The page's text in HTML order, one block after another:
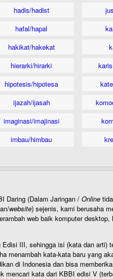
hadis/hadist
hafal/hapal
hakikat/hakekat
hierarki/hirarki
hipotesis/hipotesa
ijazah/ijasah
imaginasi/imajinasi
imbau/himbau
Daring (Dalam Jaringan / Online
website) sejenis, kami berusaha
web baik komputer
III, sehingga isi (kata dan arti)
menambah kata-kata baru yang
di Indonesia dan bisa
mencari kata dari KBBI edisi V